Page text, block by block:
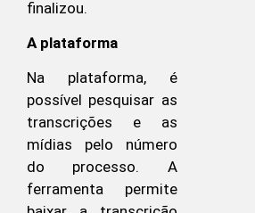
finalizou.
A plataforma
Na plataforma, é
possível pesquisar as
transcrições e as
mídias pelo número
do processo. A
ferramenta permite